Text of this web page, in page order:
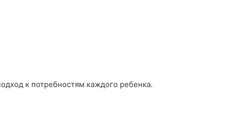
к потребностям каждого ребенка.